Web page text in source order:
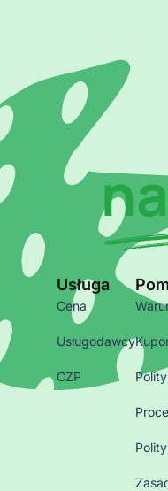
Usługa
Cena
Usługodawcy
CZP